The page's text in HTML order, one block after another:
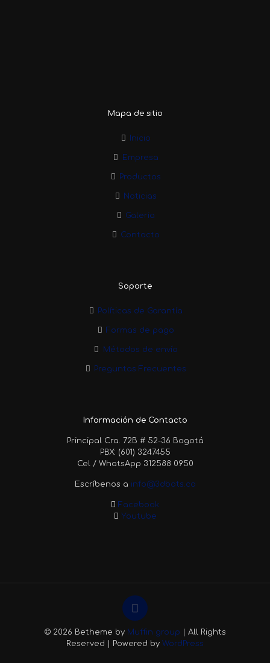
Mapa de sitio
Inicio
Empresa
Productos
Noticias
Galeria
Contacto
Soporte
Políticas de Garantía
Formas de pago
Métodos de envío
Preguntas Frecuentes
Información de Contacto
Principal Cra. 72B # 52-36 Bogotá
PBX: (601) 3247455
Cel / WhatsApp 312588 0950
Escríbenos a info@3dbots.co
Facebook
Youtube
© 2026 Betheme by Muffin group | All Rights
Reserved | Powered by WordPress